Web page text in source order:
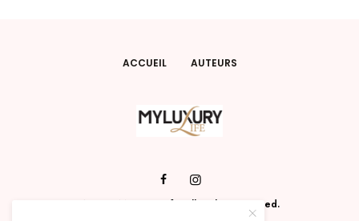
ACCUEIL AUTEURS
© 2022 MyLuxuryLife. All Rights Reserved.